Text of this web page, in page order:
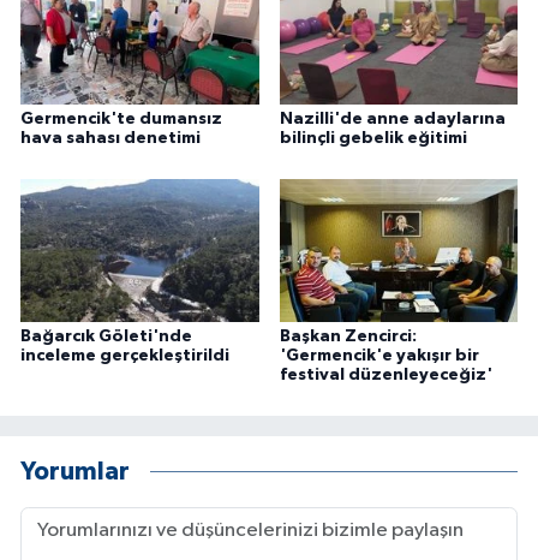
Germencik'te dumansız
hava sahası denetimi
Nazilli'de anne adaylarına
bilinçli gebelik eğitimi
Bağarcık Göleti'nde
inceleme gerçekleştirildi
Başkan Zencirci:
'Germencik'e yakışır bir
festival düzenleyeceğiz'
Yorumlar